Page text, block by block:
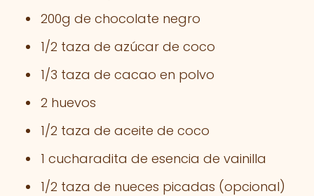
200g de chocolate negro
1/2 taza de azúcar de coco
1/3 taza de cacao en polvo
2 huevos
1/2 taza de aceite de coco
1 cucharadita de esencia de vainilla
1/2 taza de nueces picadas (opcional)